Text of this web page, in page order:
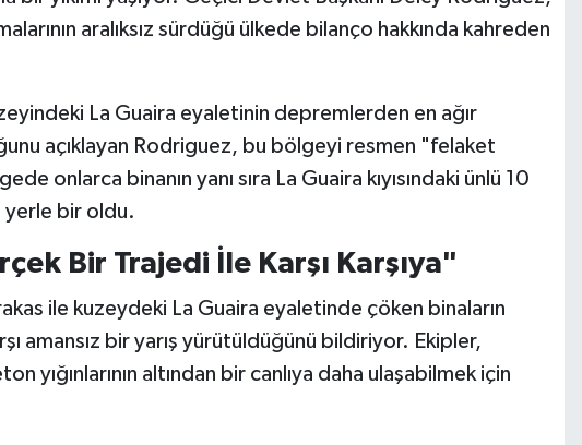
aralıksız sürdüğü ülkede bilanço hakkında kahreden
La Guaira eyaletinin depremlerden en ağır
açıklayan Rodriguez, bu bölgeyi resmen "felaket
onlarca binanın yanı sıra La Guaira kıyısındaki ünlü 10
yerle bir oldu.
Bir Trajedi İle Karşı Karşıya"
ile kuzeydeki La Guaira eyaletinde çöken binaların
amansız bir yarış yürütüldüğünü bildiriyor. Ekipler,
yığınlarının altından bir canlıya daha ulaşabilmek için